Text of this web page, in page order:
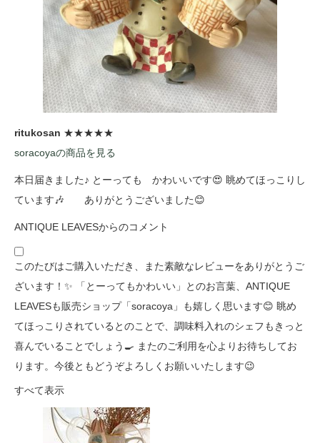
ritukosan ★★★★★
soracoyaの商品を見る
本日届きました♪ とーっても かわいいです😍 眺めてほっこりし
ています🎶 ありがとうございました😊
ANTIQUE LEAVESからのコメント
このたびはご購入いただき、また素敵なレビューをありがとうご
ざいます！✨ 「とーってもかわいい」とのお言葉、ANTIQUE
LEAVESも販売ショップ「soracoya」も嬉しく思います😊 眺め
てほっこりされているとのことで、調味料入れのシェフもきっと
喜んでいることでしょう🍳 またのご利用を心よりお待ちしてお
ります。今後ともどうぞよろしくお願いいたします😉
すべて表示